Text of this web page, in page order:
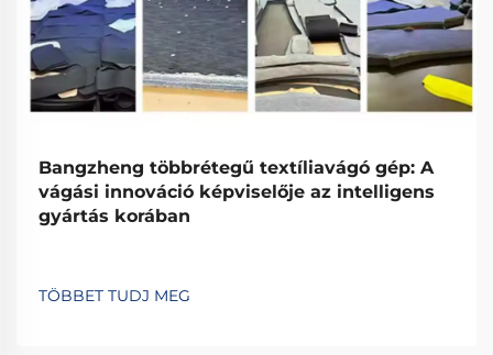
Bangzheng többrétegű textíliavágó gép: A
vágási innováció képviselője az intelligens
gyártás korában
TÖBBET TUDJ MEG